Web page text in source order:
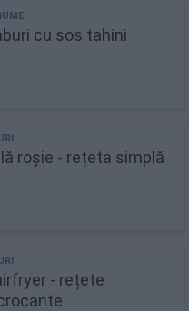
cu sos tahini
roșie - rețeta simplă
- rețete